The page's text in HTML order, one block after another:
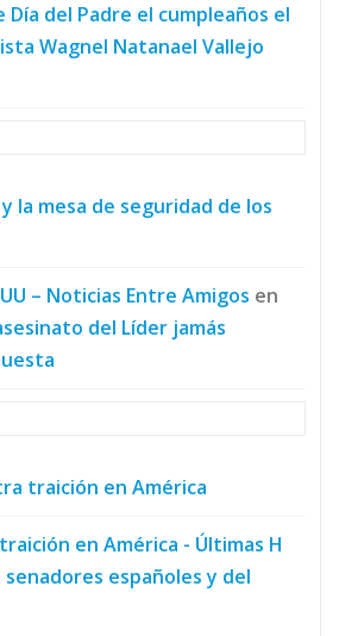
Día del Padre el cumpleaños el
Wagnel Natanael Vallejo
la mesa de seguridad de los
– Noticias Entre Amigos en
del Líder jamás
traición en América
en América - Últimas H
españoles y del